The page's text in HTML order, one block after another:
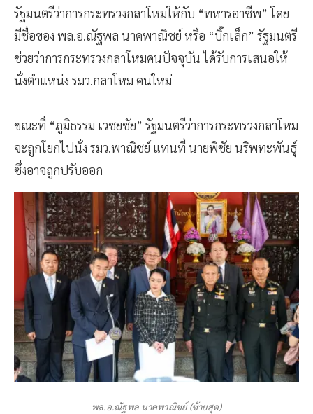
รัฐมนตรีว่าการกระทรวงกลาโหมให้กับ “ทหารอาชีพ” โดย
มีชื่อของ พล.อ.ณัฐพล นาคพาณิชย์ หรือ “บิ๊กเล็ก” รัฐมนตรี
ช่วยว่าการกระทรวงกลาโหมคนปัจจุบัน ได้รับการเสนอให้
นั่งตำแหน่ง รมว.กลาโหม คนใหม่
ขณะที่ “ภูมิธรรม เวชยชัย” รัฐมนตรีว่าการกระทรวงกลาโหม
จะถูกโยกไปนั่ง รมว.พาณิชย์ แทนที่ นายพิชัย นริพทะพันธุ์
ซึ่งอาจถูกปรับออก
พล.อ.ณัฐพล นาคพาณิชย์ (ซ้ายสุด)